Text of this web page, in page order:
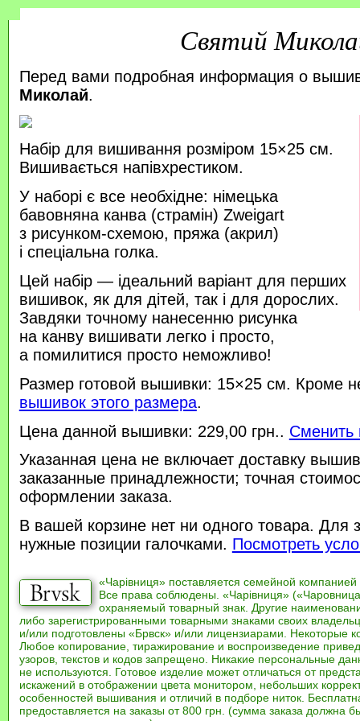
Святий
Перед вами подробная информация о
Миколай.
Набір для вишивання розміром 15×25 см.
Вишивається напівхрестиком.
У наборі є все необхідне: німецька
бавовняна канва (страмін) Zweigart
з рисунком-схемою, пряжа (акрил)
і спеціальна голка.
Цей набір — ідеальний варіант для перших
вишивок, як для дітей, так і для дорослих.
Завдяки точному нанесенню рисунка
на канву вишивати легко і просто,
а помилитися просто неможливо!
Размер готовой вышивки: 15×25 см. Кроме
вышивок этого размера.
Цена данной вышивки: 229,00 грн.. Сменить
Указанная цена не включает доставку
заказанные принадлежности; точная
оформлении заказа.
В вашей корзине нет ни одного товара. Для
нужные позиции галочками. Посмотреть
«Чарівниця» поставляется семейной компанией
Все права соблюдены. «Чарівниця»
охраняемый товарный знак. Другие
либо зарегистрированными товарными знаками своих
и/или подготовлены «Брвск» и/или лицензиарами. Некоторые
Любое копирование, тиражирование и воспроизведение
узоров, текстов и кодов запрещено. Никакие персональные
не используются. Готовое изделие может отличаться от
искажений в отображении цвета монитором, небольших
особенностей вышивания и отличий в подборе ниток.
предоставляется на заказы от 800 грн. (сумма заказа должна